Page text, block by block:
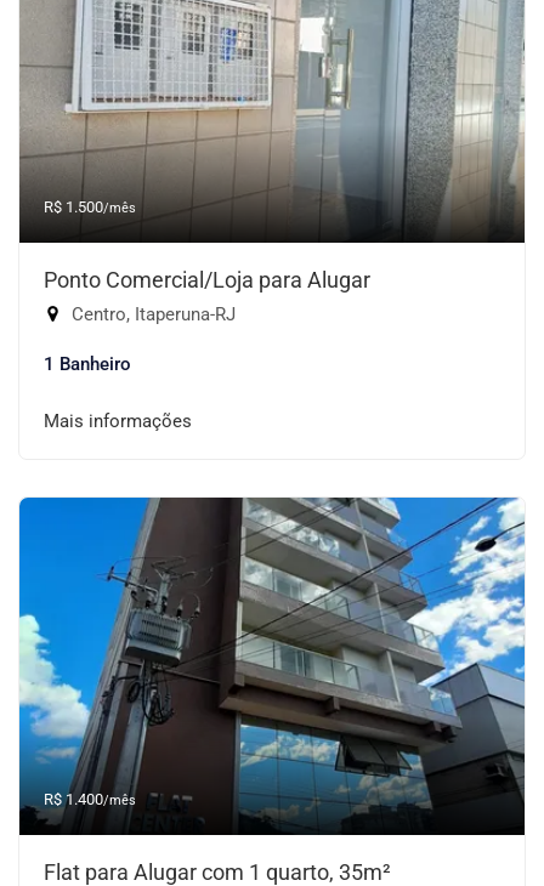
R$ 1.500/mês
Ponto Comercial/Loja para Alugar
Centro, Itaperuna-RJ
1 Banheiro
Mais informações
R$ 1.400/mês
Flat para Alugar com 1 quarto, 35m²